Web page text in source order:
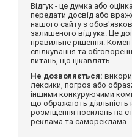
Відгук - це думка або
передати досвід або
нашого сайту з
залишеного відгука. Це
правильне рішення.
спілкування та
питань, що цікавлять.
Не дозволяється:
лексики, погроз або
іншими конкуруючими
що ображають діяльність
розміщення посилань на
реклама та самореклама.